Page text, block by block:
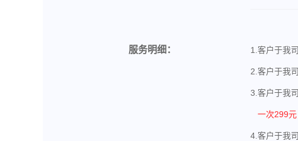
服务明细： 1.客户于我
2.客户于我
3.客户于我
一次299元
4.客户于我